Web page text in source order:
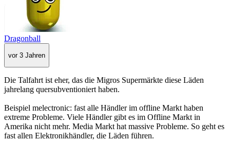
Dragonball
vor 3 Jahren
Die Talfahrt ist eher, das die Migros Supermärkte diese Läden
jahrelang quersubventioniert haben.
Beispiel melectronic: fast alle Händler im offline Markt haben
extreme Probleme. Viele Händler gibt es im Offline Markt in
Amerika nicht mehr. Media Markt hat massive Probleme. So geht es
fast allen Elektronikhändler, die Läden führen.